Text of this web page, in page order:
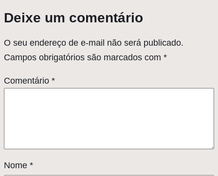
Deixe um comentário
O seu endereço de e-mail não será publicado.
Campos obrigatórios são marcados com *
Comentário *
Nome *